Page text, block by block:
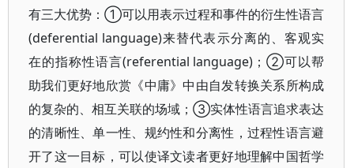
有三大优势：①可以用表示过程和事件的衍生性语言
(deferential language)来替代表示分离的、客观实
在的指称性语言(referential language)；②可以帮
助我们更好地欣赏《中庸》中由自发转换关系所构成
的复杂的、相互关联的场域；③实体性语言追求表达
的清晰性、单一性、规约性和分离性，过程性语言避
开了这一目标，可以使译文读者更好地理解中国哲学